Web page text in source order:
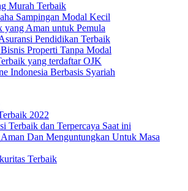
Murah Terbaik
Sampingan Modal Kecil
yang Aman untuk Pemula
Pendidikan Terbaik
Properti Tanpa Modal
yang terdaftar OJK
Indonesia Berbasis Syariah
2022
Terbaik dan Terpercaya Saat ini
Aman Dan Menguntungkan Untuk Masa
Terbaik